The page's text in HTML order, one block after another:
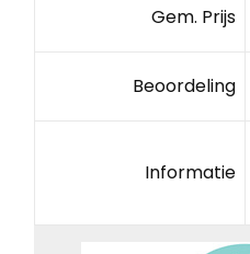
Gem. Prijs
Beoordeling
Informatie